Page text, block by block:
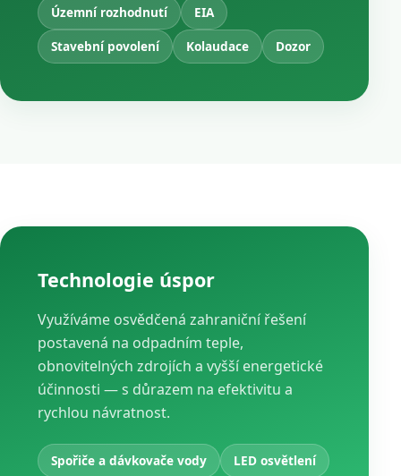
Územní rozhodnutí
EIA
Stavební povolení
Kolaudace Dozor
Technologie úspor
Využíváme osvědčená zahraniční řešení
postavená na odpadním teple,
obnovitelných zdrojích a vyšší energetické
účinnosti — s důrazem na efektivitu a
rychlou návratnost.
Spořiče a dávkovače vody
LED osvětlení